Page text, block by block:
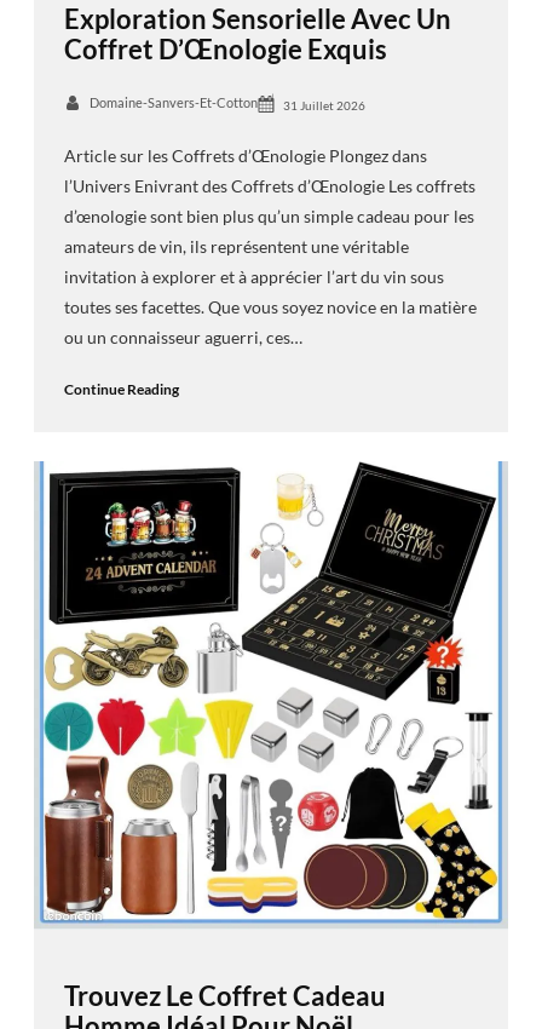
Exploration Sensorielle Avec Un
Coffret D’Œnologie Exquis
Domaine-Sanvers-Et-Cotton 31 Juillet 2026
Article sur les Coffrets d’Œnologie Plongez dans
l’Univers Enivrant des Coffrets d’Œnologie Les coffrets
d’œnologie sont bien plus qu’un simple cadeau pour les
amateurs de vin, ils représentent une véritable
invitation à explorer et à apprécier l’art du vin sous
toutes ses facettes. Que vous soyez novice en la matière
ou un connaisseur aguerri, ces…
Continue Reading
Trouvez Le Coffret Cadeau